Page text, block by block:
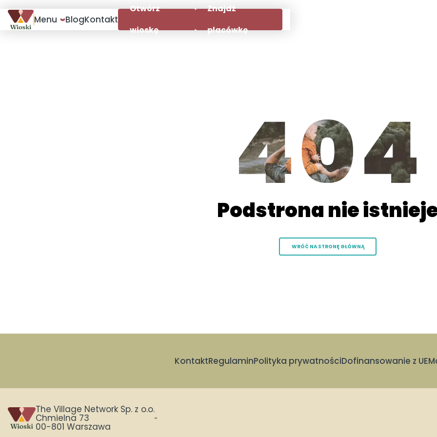
Menu BlogKontakt
Otwórz
wioskę
Znajdź
placówkę
Podstrona nie
WRÓĆ NA STRONĘ GŁÓWNĄ
KontaktRegulaminPolityka prywatnościDofinansowanie z UE
The Village Network Sp. z o.o.
Chmielna 73
00-801 Warszawa